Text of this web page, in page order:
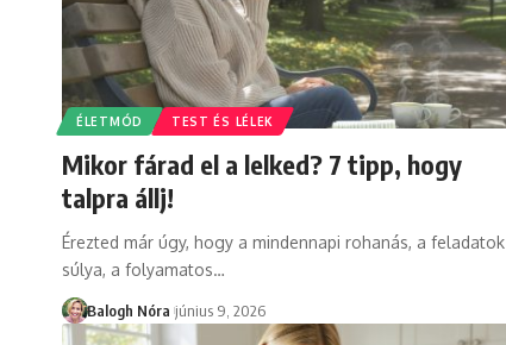
ÉLETMÓD TEST ÉS LÉLEK
Mikor fárad el a lelked? 7 tipp, hogy
talpra állj!
Érezted már úgy, hogy a mindennapi rohanás, a feladatok
súlya, a folyamatos…
Balogh Nóra június 9, 2026